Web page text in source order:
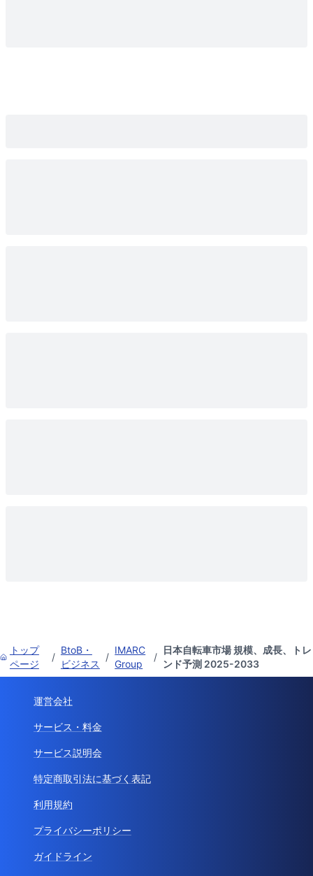
トップ
ページ
/
BtoB・
ビジネス
/
IMARC
Group
/
日本自転車市場 規模、成長、トレ
ンド予測 2025-2033
運営会社
サービス・料金
サービス説明会
特定商取引法に基づく表記
利用規約
プライバシーポリシー
ガイドライン